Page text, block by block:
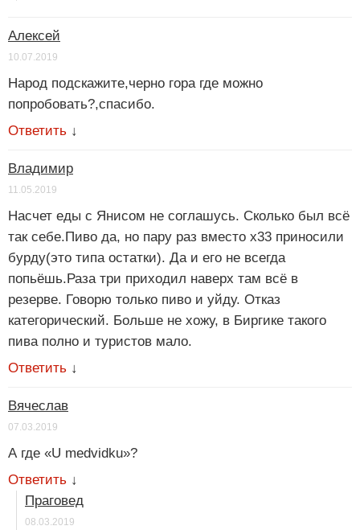
Алексей
10.07.2019
Народ подскажите,черно гора где можно
попробовать?,спасибо.
Ответить ↓
Владимир
11.05.2019
Насчет еды с Янисом не соглашусь. Сколько был всё
так себе.Пиво да, но пару раз вместо x33 приносили
бурду(это типа остатки). Да и его не всегда
попьёшь.Раза три приходил наверх там всё в
резерве. Говорю только пиво и уйду. Отказ
категорический. Больше не хожу, в Биргике такого
пива полно и туристов мало.
Ответить ↓
Вячеслав
07.03.2019
А где «U medvidku»?
Ответить ↓
Праговед
08.03.2019